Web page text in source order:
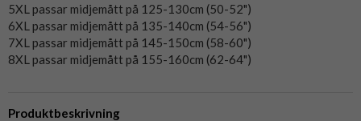
Produktbeskrivning
5XL passar midjemått på 125-130cm (50-52")
6XL passar midjemått på 135-140cm (54-56")
7XL passar midjemått på 145-150cm (58-60")
8XL passar midjemått på 155-160cm (62-64")